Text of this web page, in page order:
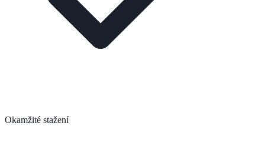
Okamžité stažení